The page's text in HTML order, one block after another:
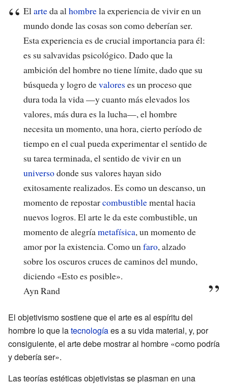
El arteda al hombrela experiencia de vivir en un
mundo donde las cosas son como deberían ser.
Esta experiencia es de crucial importancia para él:
es su salvavidas psicológico. Dado que la
ambición del hombre no tiene límite, dado que su
búsqueda y logro devalores es un proceso que
dura toda la vida —y cuanto más elevados los
valores, más dura es la lucha—, el hombre
necesita un momento, una hora, cierto período de
tiempo en el cual pueda experimentar el sentido de
su tarea terminada, el sentido de vivir en un
universodonde sus valores hayan sido
exitosamente realizados. Es como un descanso, un
momento de repostarcombustiblemental hacia
nuevos logros. El arte le da este combustible, un
momento de alegríametafísica, un momento de
amor por la existencia. Como un faro, alzado
sobre los oscuros cruces de caminos del mundo,
diciendo «Esto es posible».
Ayn Rand
El objetivismo sostiene que el arte es al espíritu del
hombre lo que latecnologíaes a su vida material, y, por
consiguiente, el arte debe mostrar al hombre «como podría
y debería ser».
Las teorías estéticas objetivistas se plasman en una